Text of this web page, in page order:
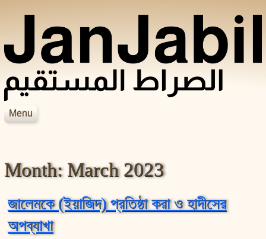
Menu
Books
সহীহ বুখারী শরীফ
সহীহ মুসলিম শরীফ
আসহাবে রাসূলের জীবনকথা
শায়েখ জসিম উদ্দিন রহমানির বইসমূহ
শায়েখ সালেহ আল মুনাজ্জিদের বইসমূহ
Month:March 2023
জালেমকে (ইয়াজিদ) প্রতিষ্ঠা করা ও হাদীসের
অপব্যাখা